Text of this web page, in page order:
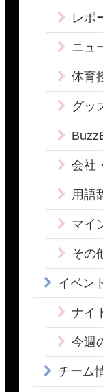
レポ
ニュ
体育
グッ
会社
用語
マイ
その
イベン
ナイ
今週
チーム